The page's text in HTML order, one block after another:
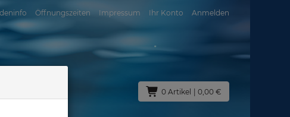
Öffnungszeiten Impressum Ihr Konto Anmelden
0 Artikel | 0,00 €